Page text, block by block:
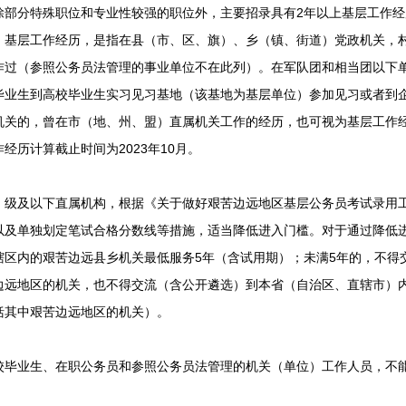
特殊职位和专业性较强的职位外，主要招录具有2年以上基层工作经
层工作经历，是指在县（市、区、旗）、乡（镇、街道）党政机关，
（参照公务员法管理的事业单位不在此列）。在军队团和相当团以下
生到高校毕业生实习见习基地（该基地为基层单位）参加见习或者到
的，曾在市（地、州、盟）直属机关工作的经历，也可视为基层工作
历计算截止时间为2023年10月。
以下直属机构，根据《关于做好艰苦边远地区基层公务员考试录用
单独划定笔试合格分数线等措施，适当降低进入门槛。对于通过降低
内的艰苦边远县乡机关最低服务5年（含试用期）；未满5年的，不
地区的机关，也不得交流（含公开遴选）到本省（自治区、直辖市）
中艰苦边远地区的机关）。
生、在职公务员和参照公务员法管理的机关（单位）工作人员，不